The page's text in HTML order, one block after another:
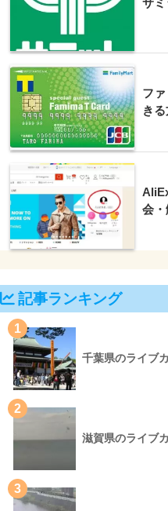
サ
フ
き
会
記事ランキング
1
千葉県のライブ
2
滋賀県のライブ
3